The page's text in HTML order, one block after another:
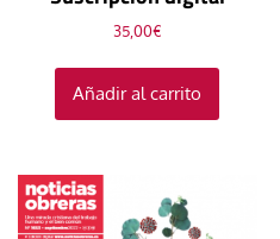
35,00€
Añadir al carrito